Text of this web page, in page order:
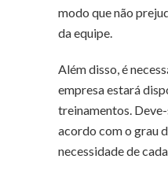
modo que não
da equipe.
Além disso, é
empresa estará
treinamentos.
acordo com o grau
necessidade de